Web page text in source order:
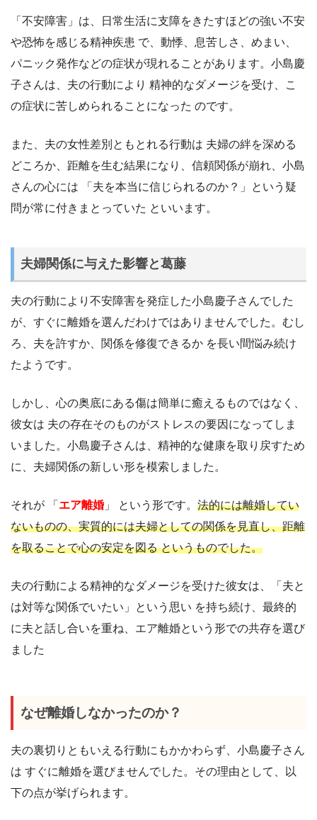
「不安障害」は、日常生活に支障をきたすほどの強い不安
や恐怖を感じる精神疾患 で、動悸、息苦しさ、めまい、
パニック発作などの症状が現れることがあります。小島慶
子さんは、夫の行動により 精神的なダメージを受け、こ
の症状に苦しめられることになった のです。
また、夫の女性差別ともとれる行動は 夫婦の絆を深める
どころか、距離を生む結果になり、信頼関係が崩れ、小島
さんの心には 「夫を本当に信じられるのか？」という疑
問が常に付きまとっていた といいます。
夫婦関係に与えた影響と葛藤
夫の行動により不安障害を発症した小島慶子さんでした
が、すぐに離婚を選んだわけではありませんでした。むし
ろ、夫を許すか、関係を修復できるか を長い間悩み続け
たようです。
しかし、心の奥底にある傷は簡単に癒えるものではなく、
彼女は 夫の存在そのものがストレスの要因になってしま
いました。小島慶子さんは、精神的な健康を取り戻すため
に、夫婦関係の新しい形を模索しました。
それが 「 エア離婚 」 という形です。 法的には離婚してい
ないものの、実質的には夫婦としての関係を見直し、距離
を取ることで心の安定を図る というものでした。
夫の行動による精神的なダメージを受けた彼女は、「夫と
は対等な関係でいたい」という思い を持ち続け、最終的
に夫と話し合いを重ね、エア離婚という形での共存を選び
ました
なぜ離婚しなかったのか？
夫の裏切りともいえる行動にもかかわらず、小島慶子さん
は すぐに離婚を選びませんでした。その理由として、以
下の点が挙げられます。